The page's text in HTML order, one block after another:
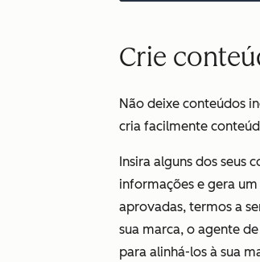
Crie
Não deixe conteúdos
cria facilmente
Insira alguns dos seus
informações e gera
aprovadas, termos a
sua marca, o agente
para alinhá-los à sua